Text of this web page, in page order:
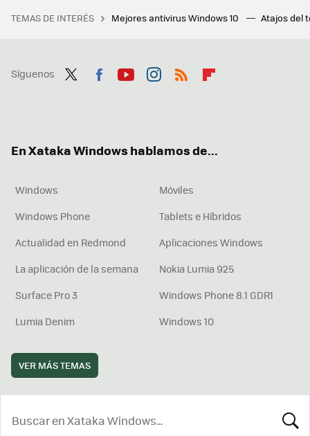
TEMAS DE INTERÉS Mejores antivirus Windows 10 Atajos del
Síguenos
En Xataka Windows hablamos de...
Windows
Móviles
Windows Phone
Tablets e Híbridos
Actualidad en Redmond
Aplicaciones Windows
La aplicación de la semana
Nokia Lumia 925
Surface Pro 3
Windows Phone 8.1 GDR1
Lumia Denim
Windows 10
VER MÁS TEMAS